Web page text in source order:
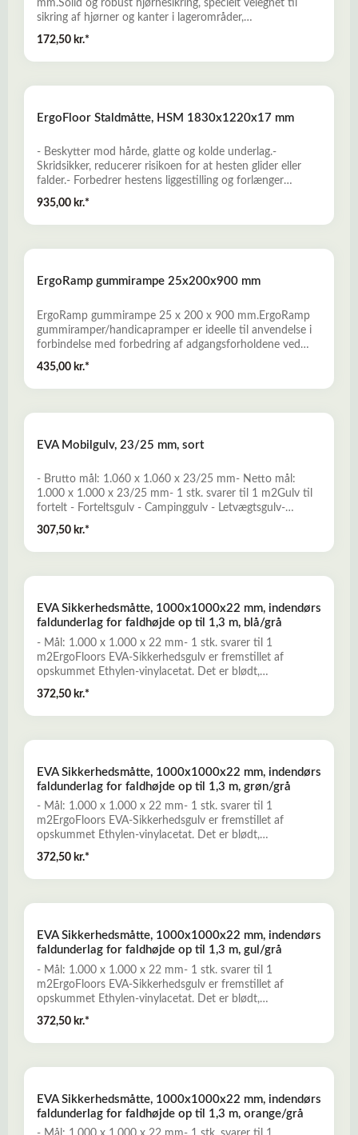
mm.Solid og robust hjørnesikring, specielt velegnet til
sikring af hjørner og kanter i lagerområder,
hvor der er stor trafik med kørende materiel eksempelvis
pallevogne, kundevogne, trucks mm. Miljørigtigt og
mere her om ErgoCorner Hjørnebeskytter
172,50 kr.*
ErgoFloor Staldmåtte, HSM 1830x1220x17 mm
- Beskytter mod hårde, glatte og kolde underlag.-
Skridsikker, reducerer risikoen for at hesten glider eller
falder.- Forbedrer hestens liggestilling og forlænger
hvileperioderne.- Reducerer hov- og ledskader og
betændelse.- Reducerer hovskraberi og medfører ro i
stalden.- Isolerer mod kulde og forebygger gigt.- Medfører
støvbelastning og forbedret indeklima- 5 års garanti (ved
overflademønster og en underside med drænkanalerLæs
mere her om ErgoFloor HSM staldmåtte
935,00 kr.*
ErgoRamp gummirampe 25x200x900 mm
ErgoRamp gummirampe 25 x 200 x 900 mm.ErgoRamp
gummiramper/handicapramper er ideelle til anvendelse i
forbindelse med forbedring af adgangsforholdene ved
erhvervslivet. - Fremstillet af miljørigtig genbrugsgummi
fra udtjente bildæk- Slidstærke, skridsikre og
specialværktøj- Bredt produktprogram, som omfatter
om Gummiramper
435,00 kr.*
EVA Mobilgulv, 23/25 mm, sort
- Brutto mål: 1.060 x 1.060 x 23/25 mm- Netto mål:
1.000 x 1.000 x 23/25 mm- 1 stk. svarer til 1 m2Gulv til
fortelt - Forteltsgulv - Campinggulv - Letvægtsgulv-
Fremstillet of opskummet Ethylen-vinylacetat- Hårdt,
men samtidig stødabsorberende, bøjelig og komfortabel-
Ideelt til anvendelse som campinggulv i fortelte og telte
montage uden anvendelse af specialværktøjLæs mere her
om EVA Mobilgulv
307,50 kr.*
EVA Sikkerhedsmåtte, 1000x1000x22 mm, indendørs
faldunderlag for faldhøjde op til 1,3 m, blå/grå
- Mål: 1.000 x 1.000 x 22 mm- 1 stk. svarer til 1
m2ErgoFloors EVA-Sikkerhedsgulv er fremstillet af
opskummet Ethylen-vinylacetat. Det er blødt,
til indendørs legeområder og tumlerum, til kampsport,
fitness og træning med frivægte, mm. - Stramme
ved ujævnt underlag- Nem montage uden anvendelse af
372,50 kr.*
EVA Sikkerhedsmåtte, 1000x1000x22 mm, indendørs
faldunderlag for faldhøjde op til 1,3 m, grøn/grå
- Mål: 1.000 x 1.000 x 22 mm- 1 stk. svarer til 1
m2ErgoFloors EVA-Sikkerhedsgulv er fremstillet af
opskummet Ethylen-vinylacetat. Det er blødt,
stødabsorberende, komfortabelt, og ideelt til anvendelse
til indendørs legeområder og tumlerum, til kampsport,
fitness og træning med frivægte, mm. - Stramme
372,50 kr.*
EVA Sikkerhedsmåtte, 1000x1000x22 mm, indendørs
faldunderlag for faldhøjde op til 1,3 m, gul/grå
- Mål: 1.000 x 1.000 x 22 mm- 1 stk. svarer til 1
m2ErgoFloors EVA-Sikkerhedsgulv er fremstillet af
opskummet Ethylen-vinylacetat. Det er blødt,
til indendørs legeområder og tumlerum, til kampsport,
fitness og træning med frivægte, mm. - Stramme
ved ujævnt underlag- Nem montage uden anvendelse af
372,50 kr.*
EVA Sikkerhedsmåtte, 1000x1000x22 mm, indendørs
faldunderlag for faldhøjde op til 1,3 m, orange/grå